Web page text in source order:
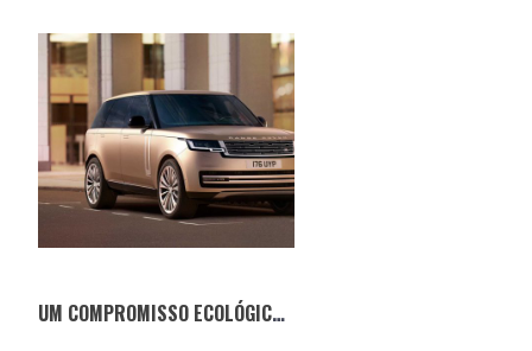
UM COMPROMISSO ECOLÓGICO — O NOVO RANGE ROVER 2022